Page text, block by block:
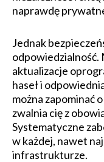
naprawdę
Jednak
odpowiedzialność.
aktualizacje
haseł i
można zapominać
zwalnia cię z
Systematyczne
w każdej, nawet
infrastrukturze.